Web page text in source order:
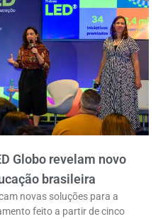
Globo revelam novo
brasileira
novas soluções para a
feito a partir de cinco